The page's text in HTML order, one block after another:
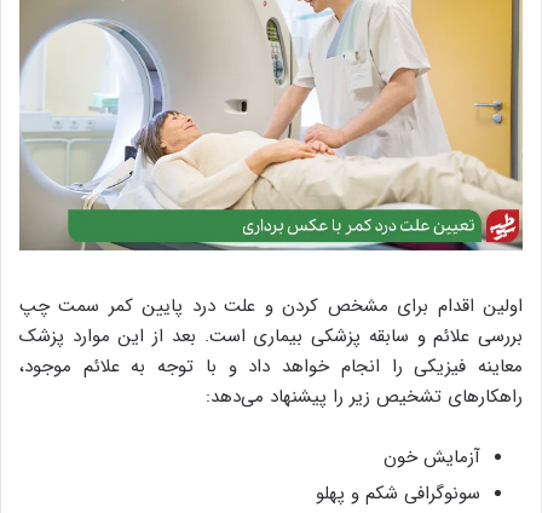
اولین اقدام برای مشخص کردن و علت درد پایین کمر سمت چپ
بررسی علائم و سابقه پزشکی بیماری است. بعد از این موارد پزشک
معاینه فیزیکی را انجام خواهد داد و با توجه به علائم موجود،
راهکارهای تشخیص زیر را پیشنهاد می‌دهد:
آزمایش خون
سونوگرافی شکم و پهلو